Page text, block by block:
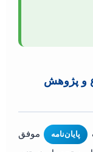
و پژوهش
پایان‌نامه
موفق